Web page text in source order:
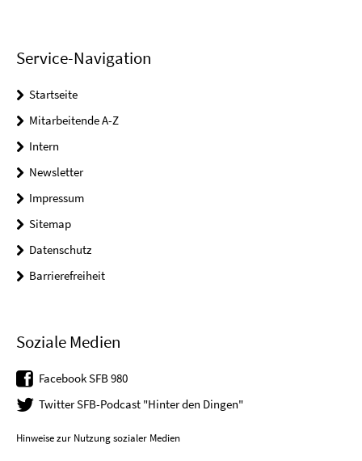
Service-Navigation
Startseite
Mitarbeitende A-Z
Intern
Newsletter
Impressum
Sitemap
Datenschutz
Barrierefreiheit
Soziale Medien
Facebook SFB 980
Twitter SFB-Podcast "Hinter den Dingen"
Hinweise zur Nutzung sozialer Medien